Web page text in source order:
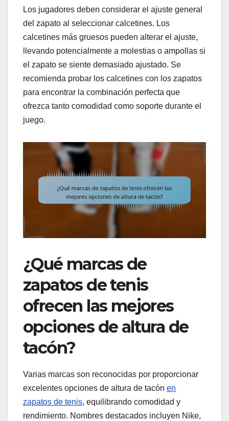
Los jugadores deben considerar el ajuste general
del zapato al seleccionar calcetines. Los
calcetines más gruesos pueden alterar el ajuste,
llevando potencialmente a molestias o ampollas si
el zapato se siente demasiado ajustado. Se
recomienda probar los calcetines con los zapatos
para encontrar la combinación perfecta que
ofrezca tanto comodidad como soporte durante el
juego.
¿Qué marcas de
zapatos de tenis
ofrecen las mejores
opciones de altura de
tacón?
Varias marcas son reconocidas por proporcionar
excelentes opciones de altura de tacón en
zapatos de tenis, equilibrando comodidad y
rendimiento. Nombres destacados incluyen Nike,